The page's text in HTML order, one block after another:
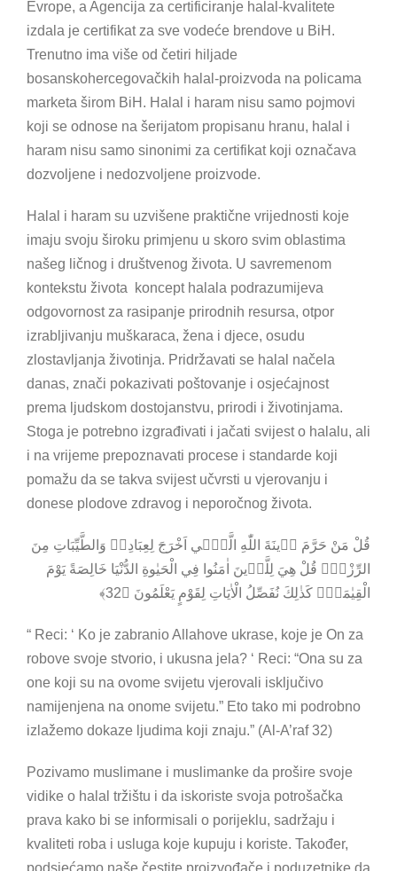
Evrope, a Agencija za certificiranje halal-kvalitete
izdala je certifikat za sve vodeće brendove u BiH.
Trenutno ima više od četiri hiljade
bosanskohercegovačkih halal-proizvoda na policama
marketa širom BiH. Halal i haram nisu samo pojmovi
koji se odnose na šerijatom propisanu hranu, halal i
haram nisu samo sinonimi za certifikat koji označava
dozvoljene i nedozvoljene proizvode.
Halal i haram su uzvišene praktične vrijednosti koje
imaju svoju široku primjenu u skoro svim oblastima
našeg ličnog i društvenog života. U savremenom
kontekstu života koncept halala podrazumijeva
odgovornost za rasipanje prirodnih resursa, otpor
izrabljivanju muškaraca, žena i djece, osudu
zlostavljanja životinja. Pridržavati se halal načela
danas, znači pokazivati poštovanje i osjećajnost
prema ljudskom dostojanstvu, prirodi i životinjama.
Stoga je potrebno izgrađivati i jačati svijest o halalu, ali
i na vrijeme prepoznavati procese i standarde koji
pomažu da se takva svijest učvrsti u vjerovanju i
donese plodove zdravog i neporočnog života.
قُلْ مَنْ حَرَّمَ ز۪ينَةَ اللّٰهِ الَّت۪ٓي اَخْرَجَ لِعِبَادِه۪ وَالطَّيِّبَاتِ مِنَ
الرِّزْقِۜ قُلْ هِيَ لِلَّذ۪ينَ اٰمَنُوا فِي الْحَيٰوةِ الدُّنْيَا خَالِصَةً يَوْمَ
الْقِيٰمَةِۜ كَذٰلِكَ نُفَصِّلُ الْاٰيَاتِ لِقَوْمٍ يَعْلَمُونَ ﴿32﴾
“ Reci: ‘ Ko je zabranio Allahove ukrase, koje je On za
robove svoje stvorio, i ukusna jela? ‘ Reci: “Ona su za
one koji su na ovome svijetu vjerovali isključivo
namijenjena na onome svijetu.” Eto tako mi podrobno
izlažemo dokaze ljudima koji znaju.” (Al-A’raf 32)
Pozivamo muslimane i muslimanke da prošire svoje
vidike o halal tržištu i da iskoriste svoja potrošačka
prava kako bi se informisali o porijeklu, sadržaju i
kvaliteti roba i usluga koje kupuju i koriste. Također,
podsjećamo naše čestite proizvođače i poduzetnike da